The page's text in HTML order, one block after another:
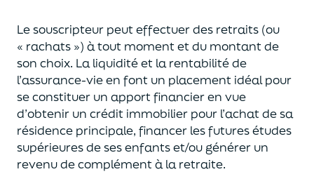
Le souscripteur peut effectuer des retraits (ou
« rachats ») à tout moment et du montant de
son choix. Laliquiditéet la rentabilité de
l’assurance-vie en font un placement idéal pour
se constituer un apport financier en vue
d’obtenir un crédit immobilier pour l’achat desa
résidence principale, financer les futures études
supérieures de ses enfantset/ou générer un
revenu de complément à la retraite.